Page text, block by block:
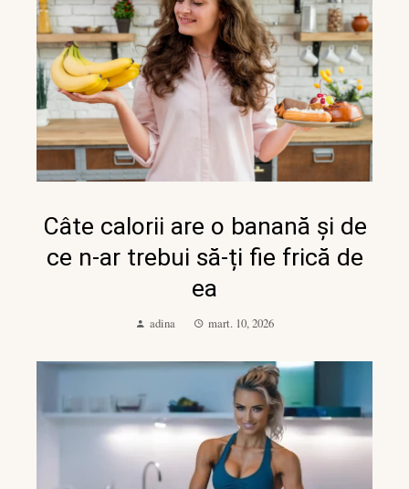
Câte calorii are o banană și de
ce n-ar trebui să-ți fie frică de
ea
adina mart. 10, 2026